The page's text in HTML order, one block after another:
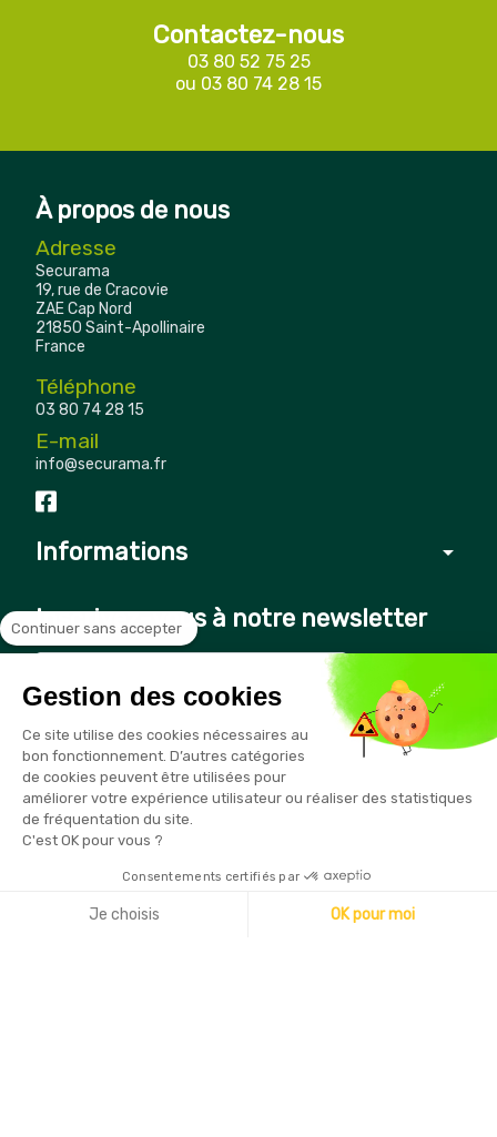
Contactez-nous
03 80 52 75 25
ou 03 80 74 28 15
À propos de nous
Adresse
Securama
19, rue de Cracovie
ZAE Cap Nord
21850 Saint-Apollinaire
France
Téléphone
03 80 74 28 15
E-mail
info@securama.fr
Informations arrow_drop_down
Inscrivez-vous à notre newsletter
Vous pouvez vous désinscrire à tout moment en cliquant sur le
lien présent dans nos emails
Copyright © 2026 - Sécurama
Continuer sans accepter
Gestion des cookies
Ce site utilise des cookies nécessaires au
bon fonctionnement. D’autres catégories
de cookies peuvent être utilisées pour
améliorer votre expérience utilisateur ou réaliser des statistiques
de fréquentation du site.
C'est OK pour vous ?
Consentements certifiés par
Je choisis OK pour moi